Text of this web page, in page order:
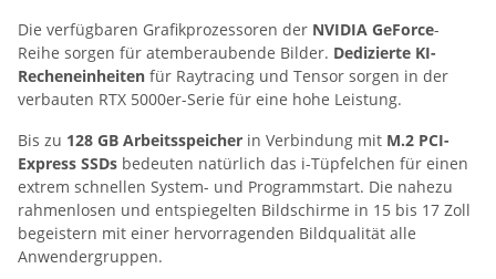
Die verfügbaren Grafikprozessoren der NVIDIA GeForce-
Reihe sorgen für atemberaubende Bilder. Dedizierte KI-
Recheneinheiten für Raytracing und Tensor sorgen in der
verbauten RTX 5000er-Serie für eine hohe Leistung.
Bis zu 128 GB Arbeitsspeicher in Verbindung mit M.2 PCI-
Express SSDs bedeuten natürlich das i-Tüpfelchen für einen
extrem schnellen System- und Programmstart. Die nahezu
rahmenlosen und entspiegelten Bildschirme in 15 bis 17 Zoll
begeistern mit einer hervorragenden Bildqualität alle
Anwendergruppen.